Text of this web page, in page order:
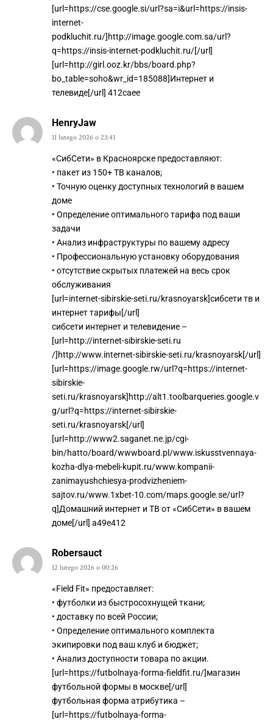
[url=https://cse.google.si/url?sa=i&url=https://insis-
internet-
podkluchit.ru/]http://image.google.com.sa/url?
q=https://insis-internet-podkluchit.ru/[/url]
[url=http://girl.ooz.kr/bbs/board.php?
bo_table=soho&wr_id=185088]Интернет и
телевиде[/url] 412caee
HenryJaw
11 lutego 2026 o 23:41
«СибСети» в Красноярске предоставляют:
• пакет из 150+ ТВ каналов;
• Точную оценку доступных технологий в вашем
доме
• Определение оптимального тарифа под ваши
задачи
• Анализ инфраструктуры по вашему адресу
• Профессиональную установку оборудования
• отсутствие скрытых платежей на весь срок
обслуживания
[url=internet-sibirskie-seti.ru/krasnoyarsk]сибсети тв и
интернет тарифы[/url]
сибсети интернет и телевидение –
[url=http://internet-sibirskie-seti.ru
/]http://www.internet-sibirskie-seti.ru/krasnoyarsk[/url]
[url=https://image.google.rw/url?q=https://internet-
sibirskie-
seti.ru/krasnoyarsk]http://alt1.toolbarqueries.google.v
g/url?q=https://internet-sibirskie-
seti.ru/krasnoyarsk[/url]
[url=http://www2.saganet.ne.jp/cgi-
bin/hatto/board/wwwboard.pl/www.iskusstvennaya-
kozha-dlya-mebeli-kupit.ru/www.kompanii-
zanimayushchiesya-prodvizheniem-
sajtov.ru/www.1xbet-10.com/maps.google.se/url?
q]Домашний интернет и ТВ от «СибСети» в вашем
доме[/url] a49e412
Robersauct
12 lutego 2026 o 00:26
«Field Fit» предоставляет:
• футболки из быстросохнущей ткани;
• доставку по всей России;
• Определение оптимального комплекта
экипировки под ваш клуб и бюджет;
• Анализ доступности товара по акции.
[url=https://futbolnaya-forma-fieldfit.ru/]магазин
футбольной формы в москве[/url]
футбольная форма атрибутика –
[url=https://futbolnaya-forma-